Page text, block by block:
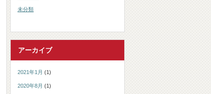
未分類
アーカイブ
2021年1月 (1)
2020年8月 (1)